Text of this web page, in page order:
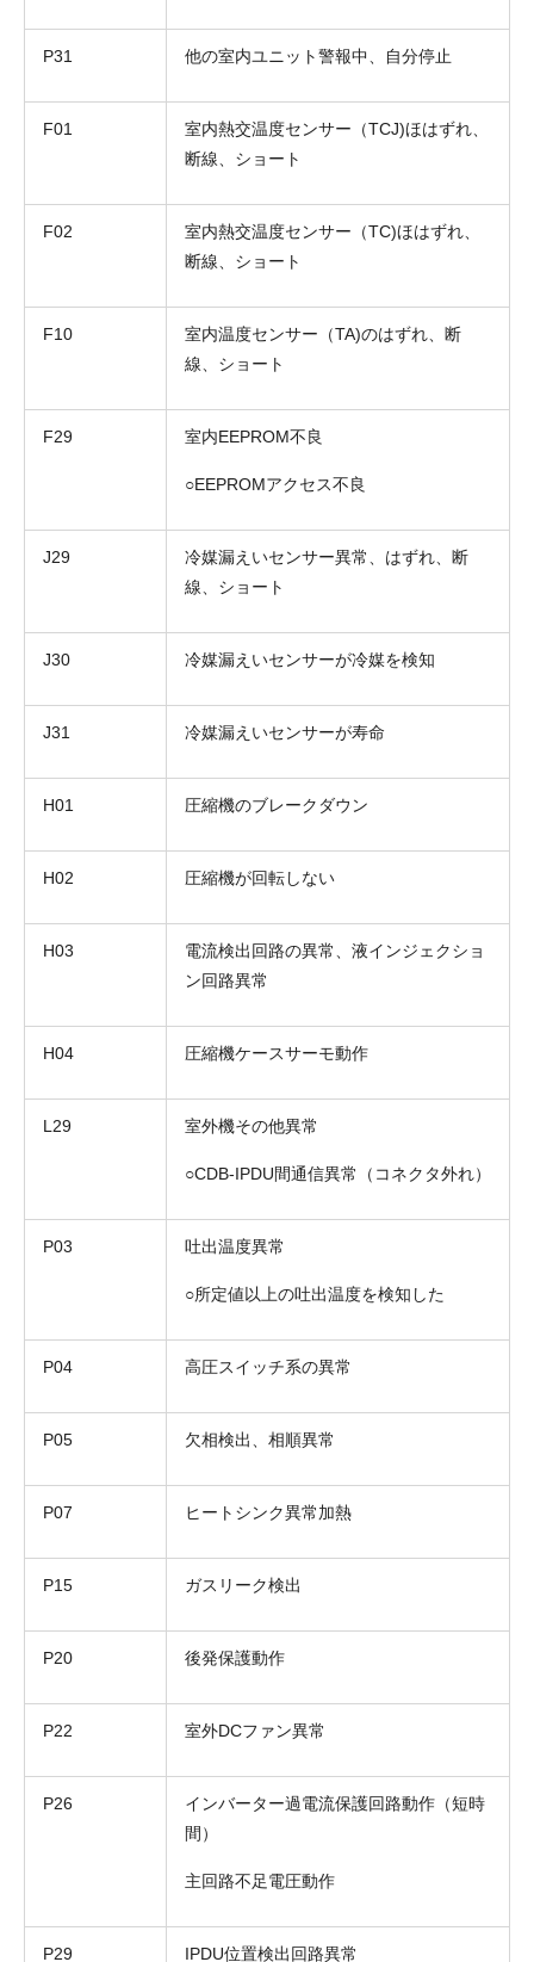
P31 他の室内ユニット警報中、自分停止
F01
室内熱交温度センサー（TCJ)ほはずれ、
断線、ショート
F02
室内熱交温度センサー（TC)ほはずれ、
断線、ショート
F10
室内温度センサー（TA)のはずれ、断
線、ショート
F29 室内EEPROM不良
○EEPROMアクセス不良
J29
冷媒漏えいセンサー異常、はずれ、断
線、ショート
J30 冷媒漏えいセンサーが冷媒を検知
J31 冷媒漏えいセンサーが寿命
H01 圧縮機のブレークダウン
H02 圧縮機が回転しない
H03
電流検出回路の異常、液インジェクショ
ン回路異常
H04 圧縮機ケースサーモ動作
L29 室外機その他異常
○CDB-IPDU間通信異常（コネクタ外れ）
P03 吐出温度異常
○所定値以上の吐出温度を検知した
P04 高圧スイッチ系の異常
P05 欠相検出、相順異常
P07 ヒートシンク異常加熱
P15 ガスリーク検出
P20 後発保護動作
P22 室外DCファン異常
P26
インバーター過電流保護回路動作（短時
間）
主回路不足電圧動作
P29 IPDU位置検出回路異常
お問合せ内容
機器お見積り依頼
その他